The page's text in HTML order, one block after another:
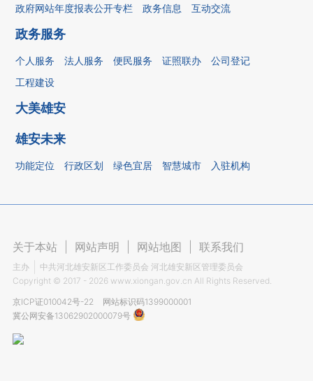
政府网站年度报表公开专栏
政务信息 互动交流
政务服务
个人服务 法人服务 便民服务 证照联办
公司登记
工程建设
大美雄安
雄安未来
功能定位 行政区划 绿色宜居 智慧城市 入驻机构
关于本站 网站声明 网站地图 联系我们
主办
中共河北雄安新区工作委员会 河北雄安新区管理委员会
Copyright © 2017 - 2026 www.xiongan.gov.cn All Rights Reserved.
京ICP证010042号-22
网站标识码1399000001
冀公网安备13062902000079号